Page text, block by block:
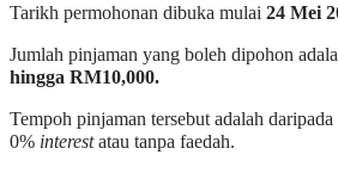
Tarikh permohonan dibuka mulai 24 Mei
Jumlah pinjaman yang boleh dipohon
hingga RM10,000.
Tempoh pinjaman tersebut adalah
0% interestatau tanpa faedah.